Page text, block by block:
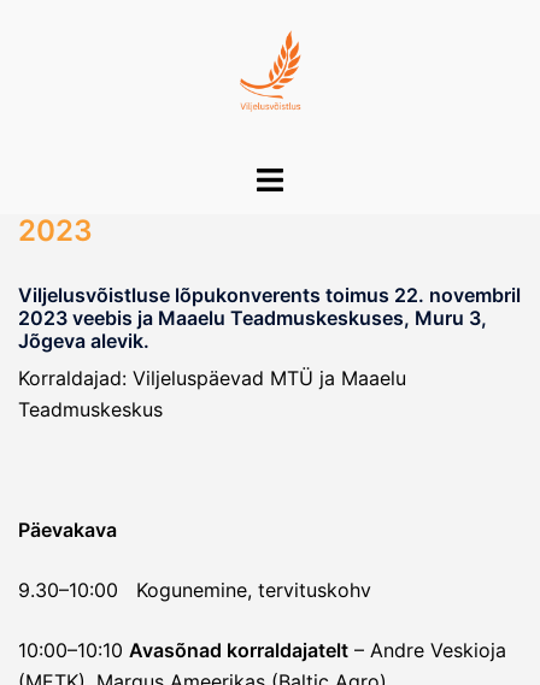
Toggle
2023
Viljelusvõistluse lõpukonverents toimus 22. novembril
2023 veebis ja Maaelu Teadmuskeskuses, Muru 3,
Jõgeva alevik.
Korraldajad: Viljeluspäevad MTÜ ja Maaelu
Teadmuskeskus
Päevakava
9.30–10:00 Kogunemine, tervituskohv
10:00–10:10 Avasõnad korraldajatelt – Andre Veskioja